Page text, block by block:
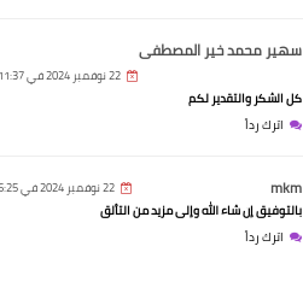
سهير محمد خير المصطفى
22 نوفمبر 2024 في 11:37 ص
كل الشكر والتقدير لكم
اترك رداً
mkm 22 نوفمبر 2024 في 6:25 ص
بالتوفيق إن شاء الله وإلى مزيد من التألق
اترك رداً